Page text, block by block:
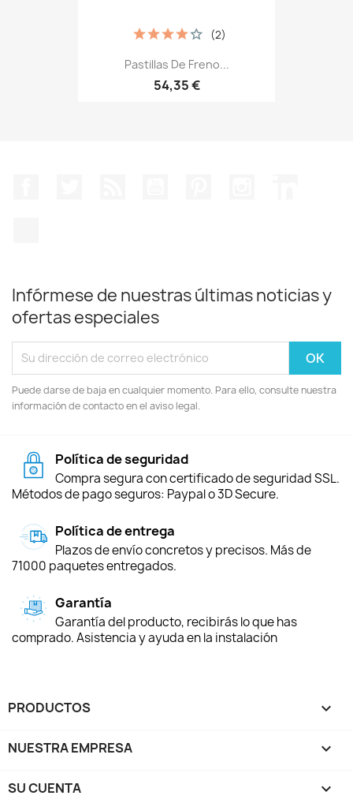
Pastillas De Freno...
54,35 €
(2)
Infórmese de nuestras últimas noticias y
ofertas especiales
Puede darse de baja en cualquier momento. Para ello, consulte nuestra
información de contacto en el aviso legal.
Política de seguridad
Compra segura con certificado de seguridad SSL.
Métodos de pago seguros: Paypal o 3D Secure.
Política de entrega
Plazos de envío concretos y precisos. Más de
71000 paquetes entregados.
Garantía
Garantía del producto, recibirás lo que has
comprado. Asistencia y ayuda en la instalación
PRODUCTOS 
NUESTRA EMPRESA 
SU CUENTA 